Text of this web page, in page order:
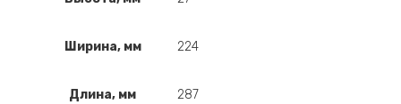
Ширина, мм 224
Длина, мм 287